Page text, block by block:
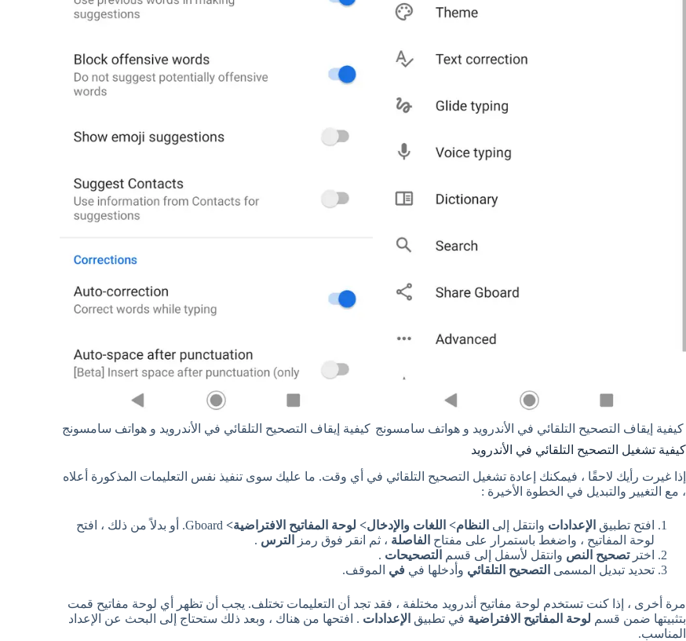
كيفية إيقاف التصحيح التلقائي في الأندرويد و هواتف سامسونج كيفية إيقاف التصحيح التلقائي في الأندرويد و هواتف سامسونج
كيفية تشغيل التصحيح التلقائي في الأندرويد
إذا غيرت رأيك لاحقًا ، فيمكنك إعادة تشغيل التصحيح التلقائي في أي وقت. ما عليك سوى تنفيذ نفس التعليمات المذكورة أعلاه
، مع التغيير والتبديل في الخطوة الأخيرة :
افتح تطبيق الإعدادات وانتقل إلى النظام> اللغات والإدخال> لوحة المفاتيح الافتراضية>
Gboard. أو بدلاً من ذلك ، افتح
لوحة المفاتيح ، واضغط باستمرار على مفتاح الفاصلة ، ثم انقر فوق رمز الترس .
اخترتصحيح النص وانتقل لأسفل إلى قسم التصحيحات .
تحديد تبديل المسمى التصحيح التلقائي وأدخلها في في الموقف.
مرة أخرى ، إذا كنت تستخدم لوحة مفاتيح أندرويد مختلفة ، فقد تجد أن التعليمات تختلف. يجب أن تظهر أي لوحة مفاتيح قمت
بتثبيتها ضمن قسم لوحة المفاتيح الافتراضية في تطبيق الإعدادات . افتحها من هناك ، وبعد ذلك ستحتاج إلى البحث عن الإعداد
المناسب.